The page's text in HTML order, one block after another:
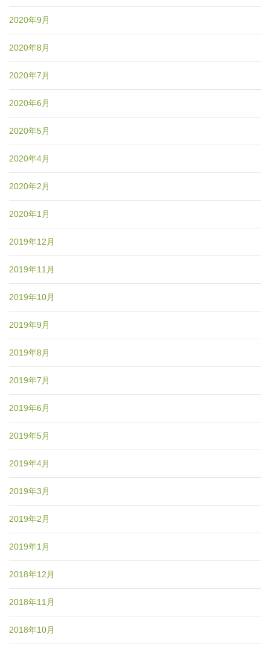
2020年9月
2020年8月
2020年7月
2020年6月
2020年5月
2020年4月
2020年2月
2020年1月
2019年12月
2019年11月
2019年10月
2019年9月
2019年8月
2019年7月
2019年6月
2019年5月
2019年4月
2019年3月
2019年2月
2019年1月
2018年12月
2018年11月
2018年10月